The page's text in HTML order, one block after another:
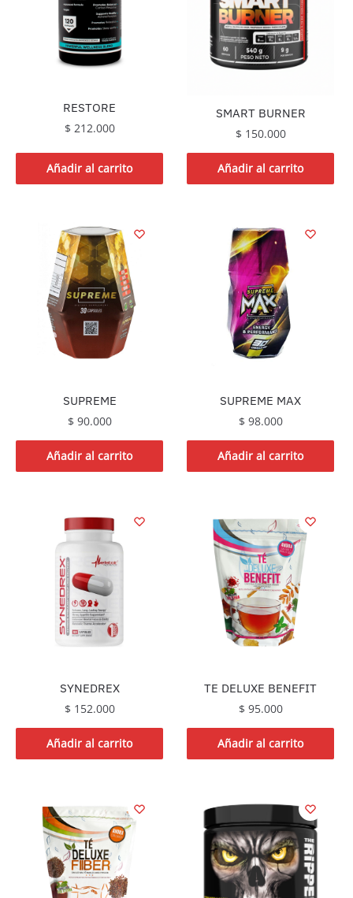
RESTORE
$ 212.000
Añadir al carrito
SMART BURNER
$ 150.000
Añadir al carrito
SUPREME
$ 90.000
Añadir al carrito
SUPREME MAX
$ 98.000
Añadir al carrito
SYNEDREX
$ 152.000
Añadir al carrito
TE DELUXE BENEFIT
$ 95.000
Añadir al carrito